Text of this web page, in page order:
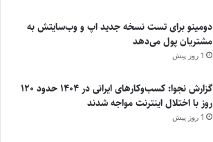
دومینو برای تست نسخه جدید اپ و وب‌سایتش به
مشتریان پول می‌دهد
1 روز پیش
گزارش نجوا: کسب‌وکارهای ایرانی در ۱۴۰۴ حدود ۱۲۰
روز با اختلال اینترنت مواجه شدند
1 روز پیش